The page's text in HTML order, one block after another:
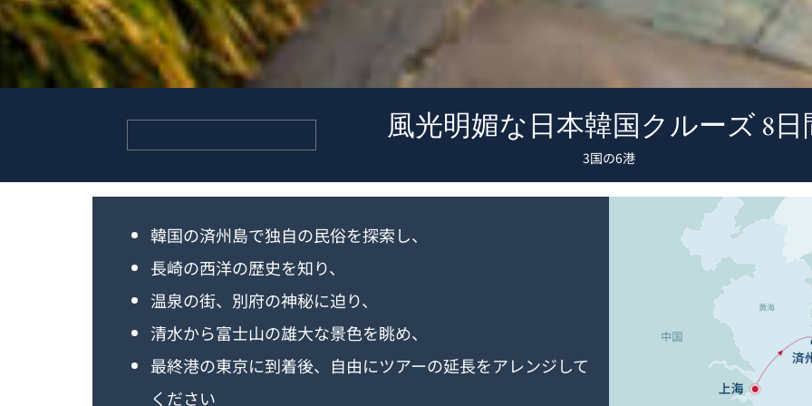
風光明媚な日本韓国クルーズ 8日
3国の6港
韓国の済州島で独自の民俗を探索し、
長崎の西洋の歴史を知り、
温泉の街、別府の神秘に迫り、
清水から富士山の雄大な景色を眺め、
最終港の東京に到着後、自由にツアーの延長をアレンジして
ください